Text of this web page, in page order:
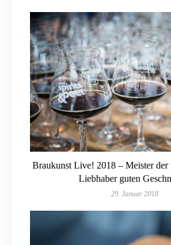
Braukunst Live! 2018 – Meister der
Liebhaber guten
29. Januar 2018